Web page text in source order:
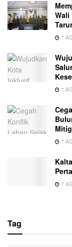
Wali
7
7
7
7
Tag